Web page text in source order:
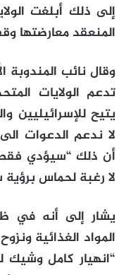
إلى ذلك أبلغت
المنعقد معارضتها
وقال نائب المندوبة
تدعم الولايات
يتيح للإسرائيليين
لا ندعم الدعوات
أن ذلك “سيؤدي فقط
لا رغبة لحماس
يشار إلى أنه في
المواد الغذائية
“انهيار كامل وشيك